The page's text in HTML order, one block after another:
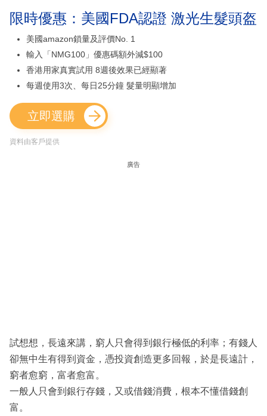
限時優惠：美國FDA認證 激光生髮頭盔
美國amazon鎖量及評價No. 1
輸入「NMG100」優惠碼額外減$100
香港用家真實試用 8週後效果已經顯著
每週使用3次、每日25分鐘 髮量明顯增加
立即選購
資料由客戶提供
廣告
試想想，長遠來講，窮人只會得到銀行極低的利率；有錢人
卻無中生有得到資金，憑投資創造更多回報，於是長遠計，
窮者愈窮，富者愈富。
一般人只會到銀行存錢，又或借錢消費，根本不懂借錢創
富。